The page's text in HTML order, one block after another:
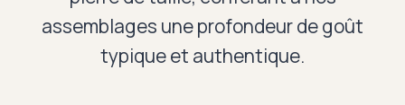
assemblages une profondeur de goût
typique et authentique.